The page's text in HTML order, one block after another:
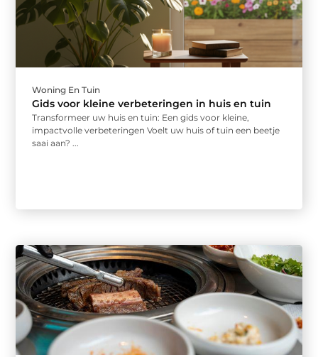
Woning En Tuin
Gids voor kleine verbeteringen in huis en tuin
Transformeer uw huis en tuin: Een gids voor kleine,
impactvolle verbeteringen Voelt uw huis of tuin een beetje
saai aan? ...